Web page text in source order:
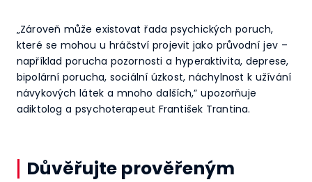
„Zároveň může existovat řada psychických poruch,
které se mohou u hráčství projevit jako průvodní jev –
například porucha pozornosti a hyperaktivita, deprese,
bipolární porucha, sociální úzkost, náchylnost k užívání
návykových látek a mnoho dalších,” upozorňuje
adiktolog a psychoterapeut František Trantina.
Důvěřujte prověřeným